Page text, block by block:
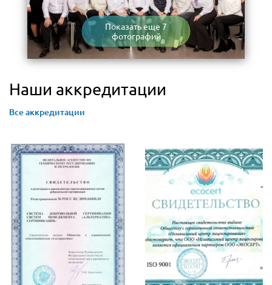
Показать еще 7
фотографий
Наши аккредитации
Все аккредитации